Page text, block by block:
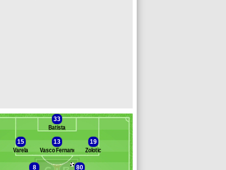
33
Batista
15
Varela
13
Vasco Fernandes
19
Zolotic
8
80